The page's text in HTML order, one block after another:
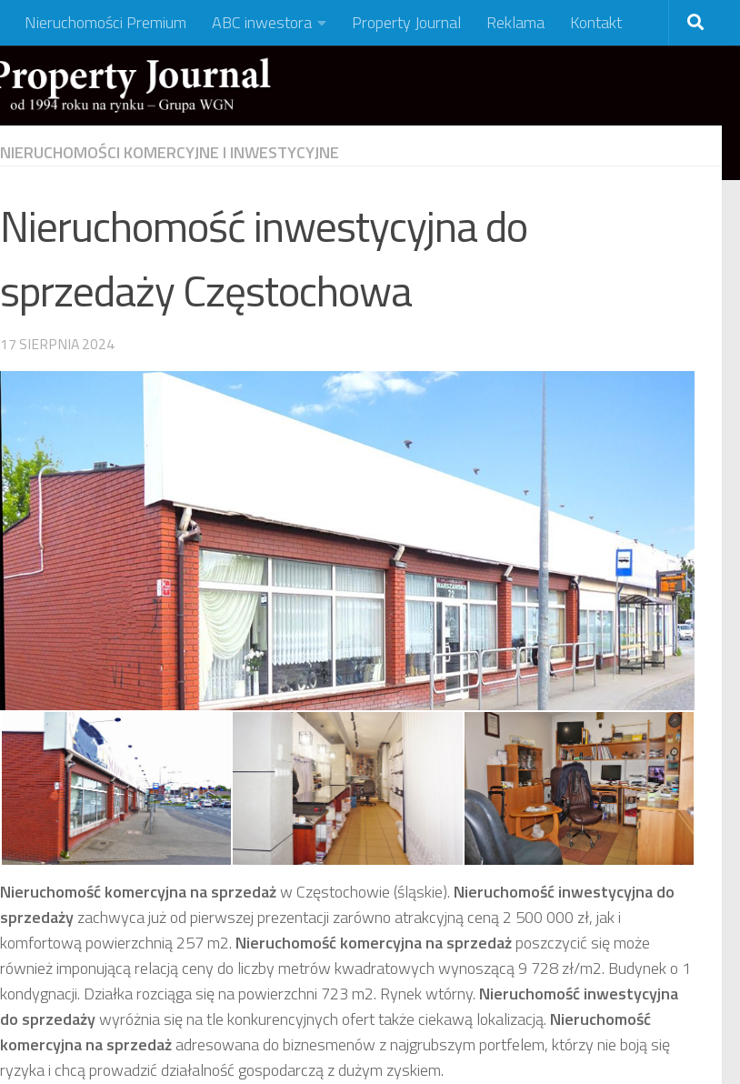
Nieruchomości Premium ABC inwestora Property Journal Reklama Kontakt
NIERUCHOMOŚCI KOMERCYJNE I INWESTYCYJNE
Nieruchomość inwestycyjna do
sprzedaży Częstochowa
17 SIERPNIA 2024
Nieruchomość komercyjnana sprzedażw Częstochowie (śląskie). Nieruchomość inwestycyjnado
sprzedażyzachwyca już od pierwszej prezentacji zarówno atrakcyjną ceną 2 500 000 zł, jak i
komfortowąpowierzchnią 257 m2. Nieruchomość komercyjnana sprzedażposzczycić się może
również imponującą relacją ceny do liczby metrów kwadratowych wynoszącą 9 728 zł/m2. Budynek o 1
kondygnacji. Działka rozciąga się na powierzchni 723 m2. Rynek wtórny. Nieruchomość inwestycyjna
do sprzedażywyróżnia się na tle konkurencyjnych ofert także ciekawą lokalizacją. Nieruchomość
komercyjnana sprzedażadresowana do biznesmenów z najgrubszym portfelem, którzy nie boją się
ryzyka i chcą prowadzić działalność gospodarczą z dużym zyskiem.